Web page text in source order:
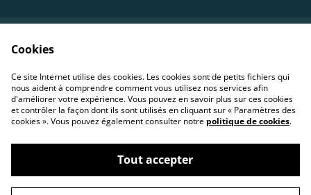
Politique de
confidentialité
Politique de cookies
©2026Jean-Moustache
Cookies
Ce site Internet utilise des cookies. Les cookies sont de petits fichiers qui
nous aident à comprendre comment vous utilisez nos services afin
d'améliorer votre expérience. Vous pouvez en savoir plus sur ces cookies
et contrôler la façon dont ils sont utilisés en cliquant sur « Paramètres des
cookies ». Vous pouvez également consulter notre politique de cookies.
Tout accepter